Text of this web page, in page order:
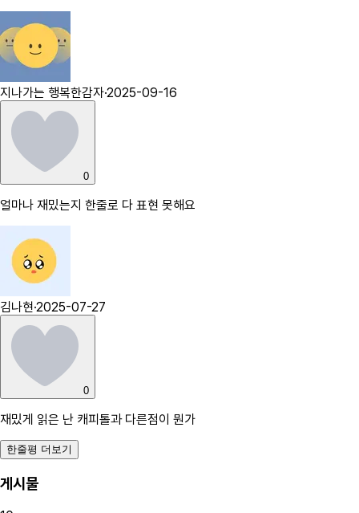
지나가는 행복한감자·2025-09-16
0
얼마나 재밌는지 한줄로 다 표현 못해요
김나현·2025-07-27
0
재밌게 읽은 난 캐피톨과 다른점이 뭔가
한줄평 더보기
게시물